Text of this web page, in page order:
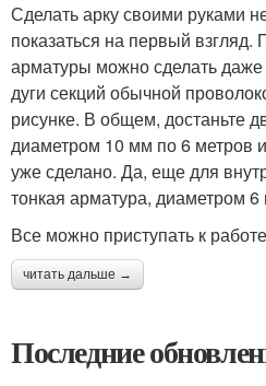
Сделать арку своими руками
показаться на первый взгляд.
арматуры можно сделать даже
дуги секций обычной
рисунке. В общем, достаньте
диаметром 10 мм по 6 метров
уже сделано. Да, еще для
тонкая арматура, диаметром
Все можно приступать к
читать дальше →
Последние